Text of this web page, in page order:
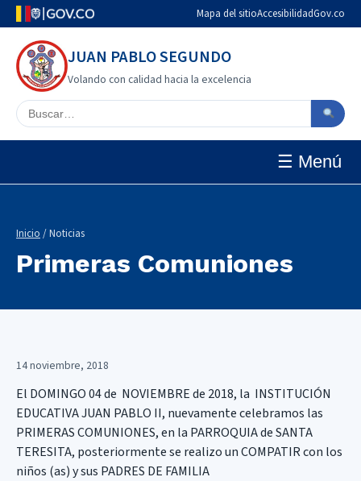
Mapa del sitioAccesibilidadGov.co
JUAN PABLO SEGUNDO
Volando con calidad hacia la excelencia
Buscar en el sitio
☰ Menú
Inicio / Noticias
Primeras Comuniones
14 noviembre, 2018
El DOMINGO 04 de NOVIEMBRE de 2018, la INSTITUCIÓN
EDUCATIVA JUAN PABLO II, nuevamente celebramos las
PRIMERAS COMUNIONES, en la PARROQUIA de SANTA
TERESITA, posteriormente se realizo un COMPATIR con los
niños (as) y sus PADRES DE FAMILIA